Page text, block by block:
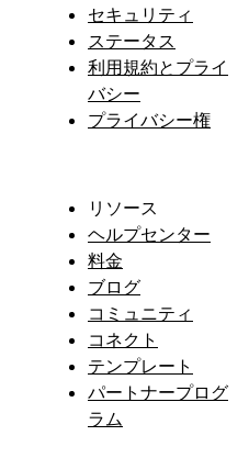
セキュリティ
ステータス
利用規約とプライ
バシー
プライバシー権
リソース
ヘルプセンター
料金
ブログ
コミュニティ
コネクト
テンプレート
パートナープログ
ラム